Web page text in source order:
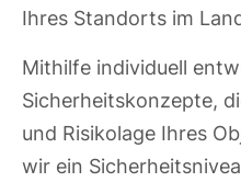
Ihres Standorts im
Mithilfe individuell
Sicherheitskonzepte,
und Risikolage Ihres
wir ein